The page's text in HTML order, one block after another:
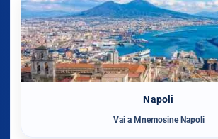
Napoli
Vai a Mnemosine Napoli